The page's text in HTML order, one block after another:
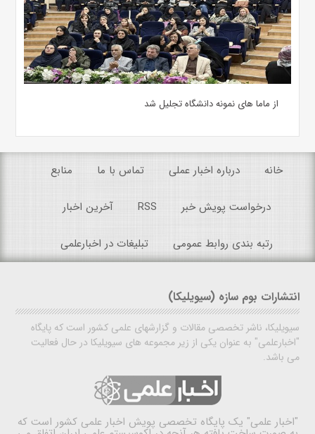
از ماما های نمونه دانشگاه تجلیل شد
خانه درباره اخبار عملی تماس با ما منابع
درخواست پویش خبر RSS آخرین اخبار
رتبه بندی روابط عمومی تبلیغات در اخبارعلمی
انتشارات بوم سازه (سیویلیکا)
سیویلیکا، ناشر تخصصی مقالات و گزارشهای علمی کشور است که پایگاه
"اخبارعلمی" به عنوان یکی از زیر مجموعه های سیویلیکا در حال فعالیت
می باشد.
"اخبار علمی" یک پایگاه تخصصی پویش اخبار علمی کشور است که